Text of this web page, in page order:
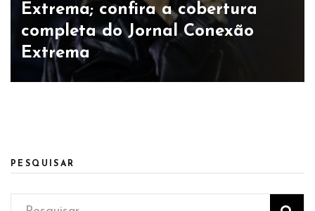
Extrema; confira a cobertura
completa do Jornal Conexão
Extrema
PESQUISAR